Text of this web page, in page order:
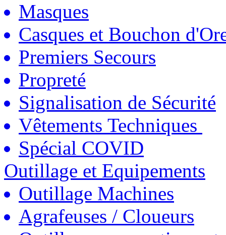
Masques
Casques et Bouchon
Premiers Secours
Propreté
Signalisation de Sécurité
Vêtements Techniques
Spécial COVID
Outillage et Equipements
Outillage Machines
Agrafeuses / Cloueurs